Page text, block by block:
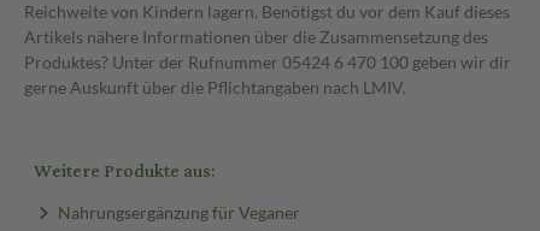
Reichweite von Kindern lagern. Benötigst du vor dem Kauf dieses
Artikels nähere Informationen über die Zusammensetzung des
Produktes? Unter der Rufnummer 05424 6 470 100 geben wir dir
gerne Auskunft über die Pflichtangaben nach LMIV.
Weitere Produkte aus:
Nahrungsergänzung für Veganer